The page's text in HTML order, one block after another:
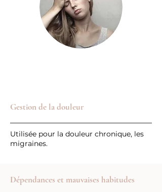
Gestion de la douleur
Utilisée pour la douleur chronique, les
migraines.
Dépendances et mauvaises habitudes